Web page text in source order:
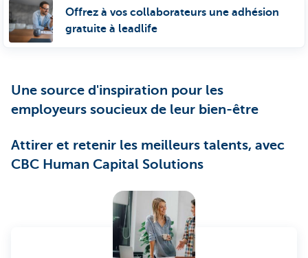
Offrez à vos collaborateurs une adhésion
gratuite à leadlife
Une source d'inspiration pour les
employeurs soucieux de leur bien-être
Attirer et retenir les meilleurs talents, avec
CBC Human Capital Solutions